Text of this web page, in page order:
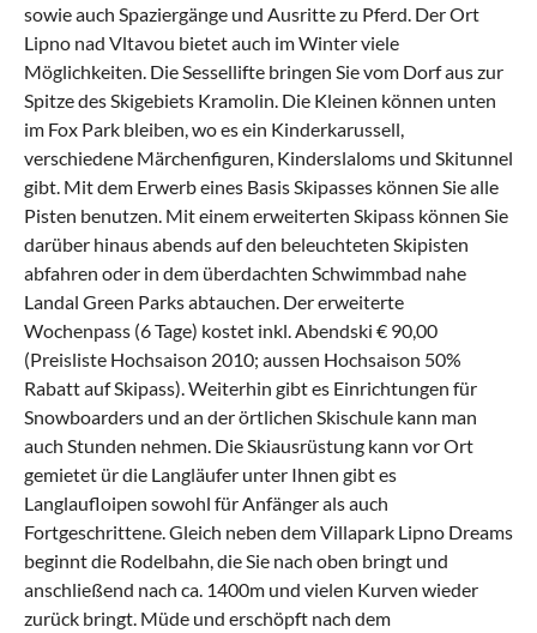
sowie auch Spaziergänge und Ausritte zu Pferd. Der Ort
Lipno nad Vltavou bietet auch im Winter viele
Möglichkeiten. Die Sessellifte bringen Sie vom Dorf aus zur
Spitze des Skigebiets Kramolin. Die Kleinen können unten
im Fox Park bleiben, wo es ein Kinderkarussell,
verschiedene Märchenfiguren, Kinderslaloms und Skitunnel
gibt. Mit dem Erwerb eines Basis Skipasses können Sie alle
Pisten benutzen. Mit einem erweiterten Skipass können Sie
darüber hinaus abends auf den beleuchteten Skipisten
abfahren oder in dem überdachten Schwimmbad nahe
Landal Green Parks abtauchen. Der erweiterte
Wochenpass (6 Tage) kostet inkl. Abendski € 90,00
(Preisliste Hochsaison 2010; aussen Hochsaison 50%
Rabatt auf Skipass). Weiterhin gibt es Einrichtungen für
Snowboarders und an der örtlichen Skischule kann man
auch Stunden nehmen. Die Skiausrüstung kann vor Ort
gemietet ür die Langläufer unter Ihnen gibt es
Langlaufloipen sowohl für Anfänger als auch
Fortgeschrittene. Gleich neben dem Villapark Lipno Dreams
beginnt die Rodelbahn, die Sie nach oben bringt und
anschließend nach ca. 1400m und vielen Kurven wieder
zurück bringt. Müde und erschöpft nach dem